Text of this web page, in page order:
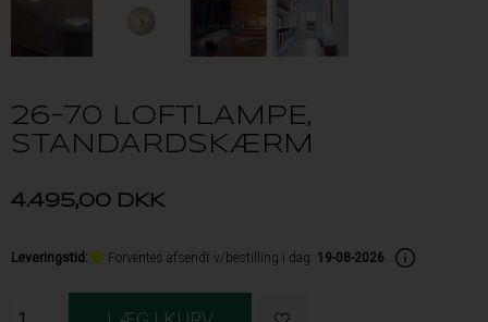
26-70 LOFTLAMPE,
STANDARDSKÆRM
4.495,00 DKK
Leveringstid : Forventes afsendt v/bestilling i dag: 19-08-2026